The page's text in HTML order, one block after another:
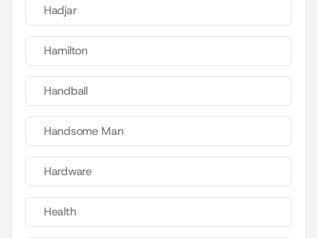
Hadjar
Hamilton
Handball
Handsome Man
Hardware
Health